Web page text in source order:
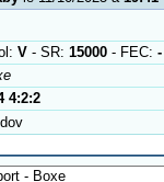
V- SR: 15000- FEC: -
4:2:2